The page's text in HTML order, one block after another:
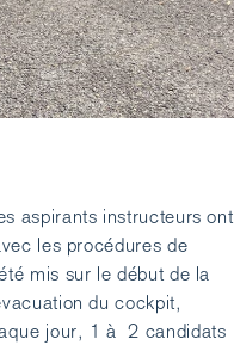
aspirants instructeurs ont
les procédures de
mis sur le début de la
du cockpit,
jour, 1 à 2 candidats